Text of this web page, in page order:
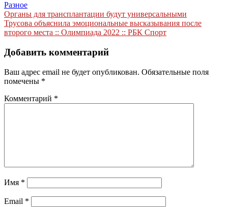
Разное
Навигация
по
Органы для трансплантации будут универсальными
Трусова объяснила эмоциональные высказывания после
второго места :: Олимпиада 2022 :: РБК Спорт
Добавить комментарий
Ваш адрес email не будет опубликован. Обязательные поля
помечены *
Комментарий *
Имя *
Email *